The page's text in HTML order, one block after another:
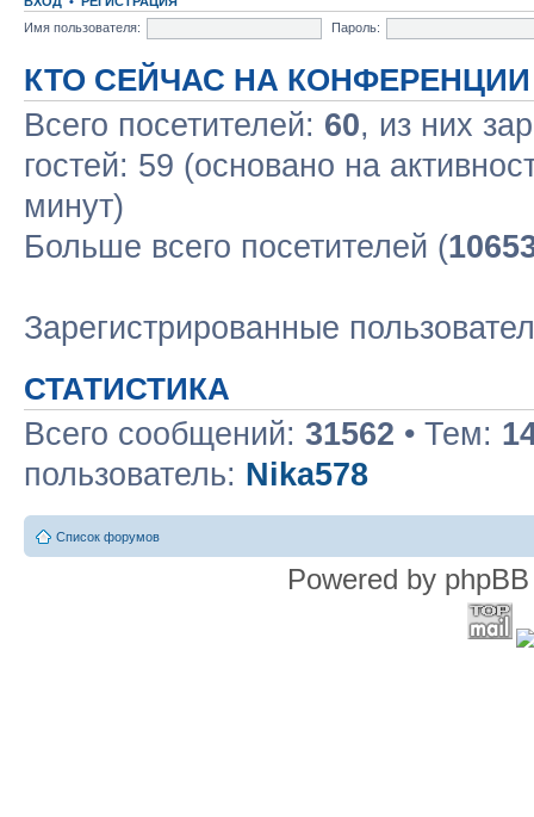
Имя пользователя:
Пароль:
КТО СЕЙЧАС НА КОНФЕРЕНЦИИ
Всего посетителей: 60, из них
гостей: 59 (основано на
минут)
Больше всего посетителей (
Зарегистрированные
СТАТИСТИКА
Всего сообщений: 31562 • Тем:
пользователь: Nika578
Список форумов
Powered by